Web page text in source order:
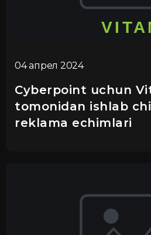
04 апрел 2024
Cyberpoint uchun
tomonidan ishlab
reklama echimlari